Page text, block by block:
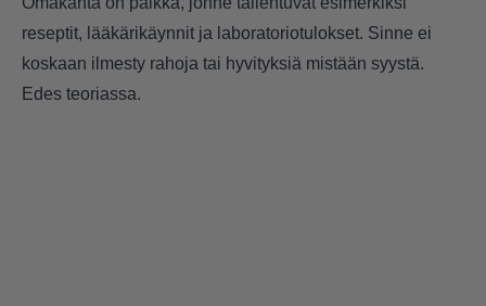
reseptit, lääkärikäynnit ja laboratoriotulokset. Sinne ei
koskaan ilmesty rahoja tai hyvityksiä mistään syystä.
Edes teoriassa.